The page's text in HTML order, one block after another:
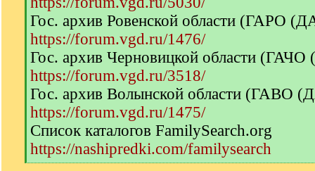
Гос. архив Ровенской области (ГАРО
https://forum.vgd.ru/1476/
Гос. архив Черновицкой области
https://forum.vgd.ru/3518/
Гос. архив Волынской области (ГАВО
https://forum.vgd.ru/1475/
Список каталогов FamilySearch.org
https://nashipredki.com/familysearch
[